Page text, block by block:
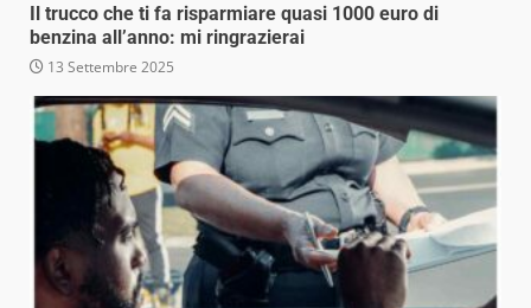
Il trucco che ti fa risparmiare quasi 1000 euro di
benzina all’anno: mi ringrazierai
13 Settembre 2025